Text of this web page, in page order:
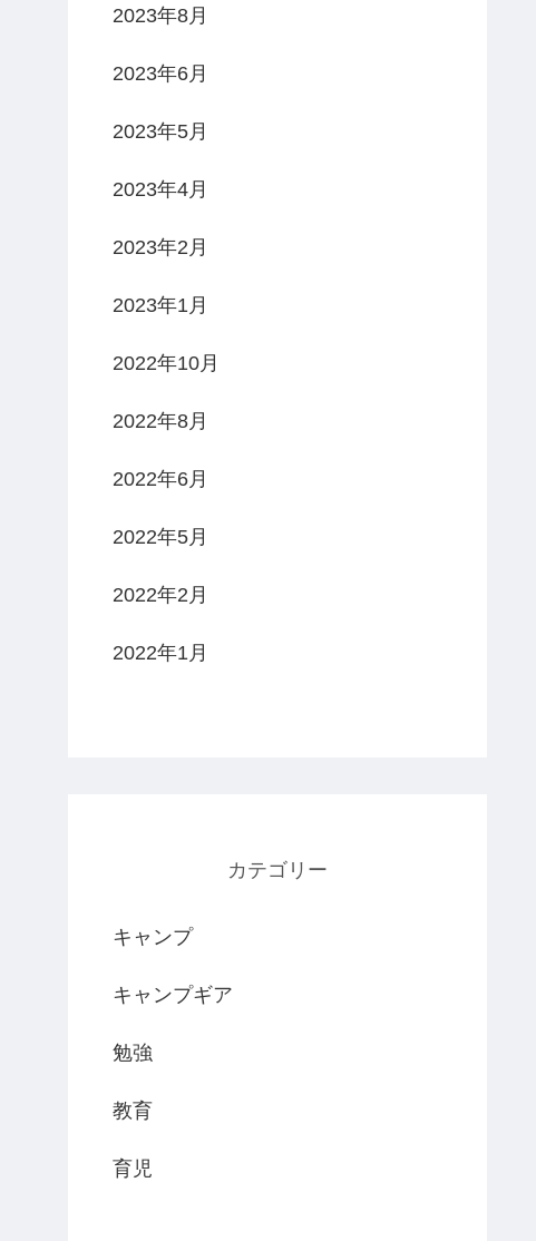
2023年8月
2023年6月
2023年5月
2023年4月
2023年2月
2023年1月
2022年10月
2022年8月
2022年6月
2022年5月
2022年2月
2022年1月
カテゴリー
キャンプ
キャンプギア
勉強
教育
育児